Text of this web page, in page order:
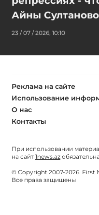
Айны
23 / 07 / 2026, 10:10
Реклама на сайте
Использование
О нас
Контакты
При использовании
на сайт 1news.az
© Copyright 2007-2026. First
Все права защищены